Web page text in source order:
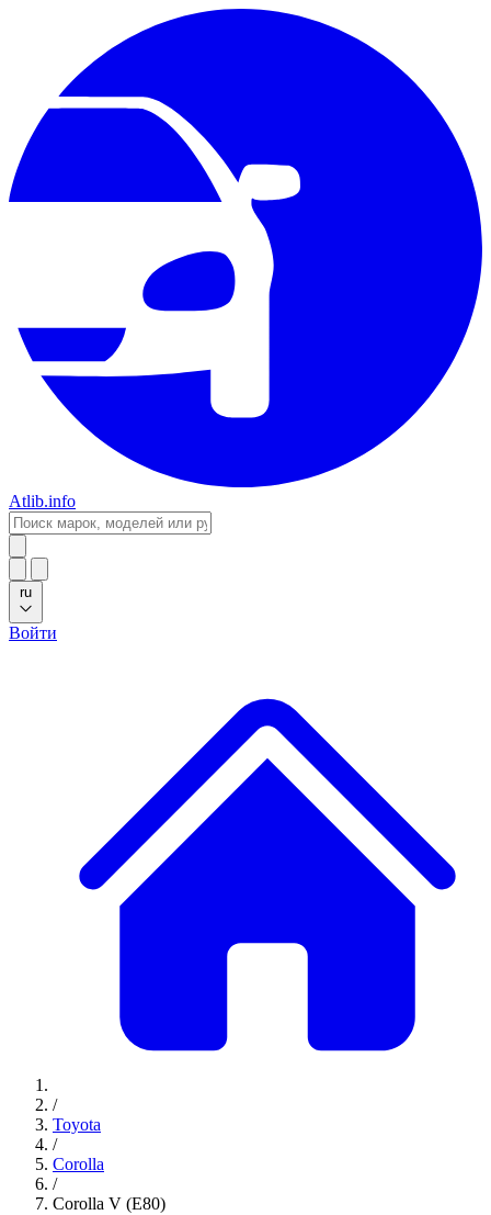
Atlib.info
ru
Войти
/
Toyota
/
Corolla
/
Corolla V (E80)